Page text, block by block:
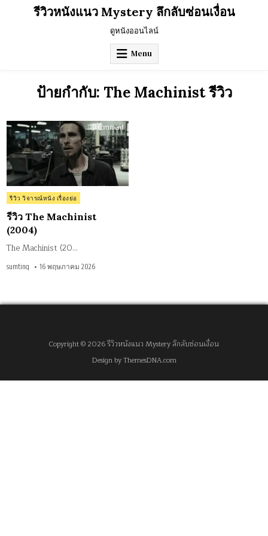
รีวิวหนังแนว Mystery ลึกลับซ่อนเงื่อน
ดูหนังออนไลน์
Menu
ป้ายกำกับ: The Machinist รีวิว
0 Commenton
รีวิว
The
Machinist
(2004)
Posted
in
รีวิว วิจารณ์หนัง เรื่องย่อ
รีวิว The Machinist
(2004)
The Machinist (20…
sumting 16 พฤษภาคม 2026
Copyright © 2026 รีวิวหนังแนว Mystery ลึกลับซ่อนเงื่อน
Design by ThemesDNA.com